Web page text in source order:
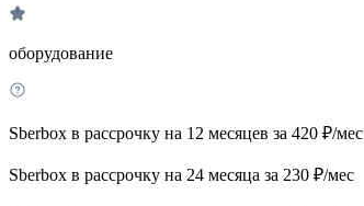
оборудование
Sberbox в рассрочку на 12 месяцев за 420 ₽/мес
Sberbox в рассрочку на 24 месяца за 230 ₽/мес